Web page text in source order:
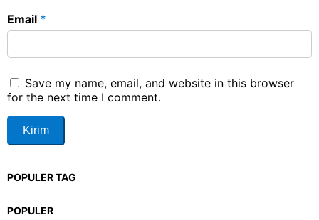
Email *
Save my name, email, and website in this browser
for the next time I comment.
POPULER TAG
POPULER